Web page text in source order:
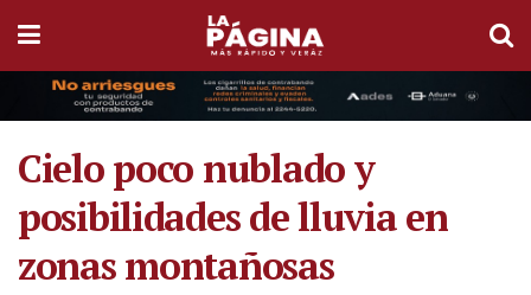
Cielo poco nublado y
posibilidades de lluvia en
zonas montañosas